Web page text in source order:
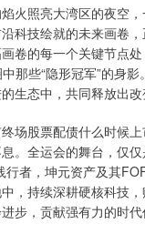
火照亮大湾区的夜空
科技绘就的未来画卷
卷的每一个关键节点
那些“隐形冠军”的身
生态中，共同释放出改
场股票配债什么时候
。全运会的舞台，仅
者，坤元资产及其
，持续深耕硬核科技
步，贡献强有力的时代